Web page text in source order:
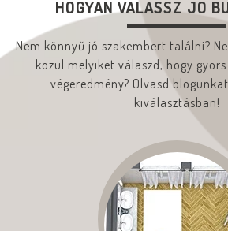
HOGYAN VÁLASSZ JÓ
Nem könnyű jó szakembert találni?
közül melyiket válaszd, hogy gyors
végeredmény? Olvasd
kiválasztásban!